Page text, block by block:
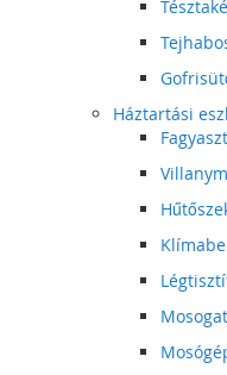
Háztartási